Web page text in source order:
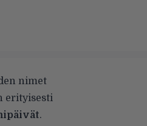
nimet
erityisesti
.